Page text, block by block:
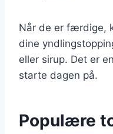
Når de er færdige,
dine
eller sirup. Det er
starte dagen på.
Populære